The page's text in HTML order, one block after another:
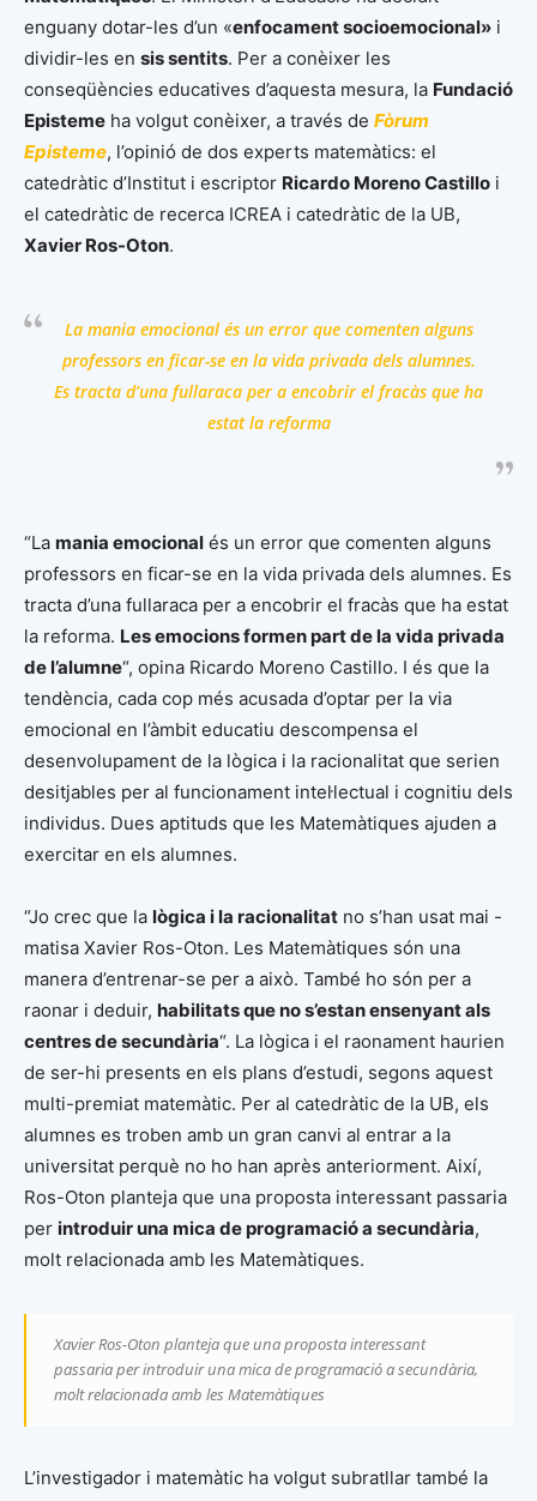
enguany dotar-les d’un «enfocament socioemocional» i
dividir-les en sis sentits. Per a conèixer les
conseqüències educatives d’aquesta mesura, la Fundació
Episteme ha volgut conèixer, a través de Fòrum
Episteme, l’opinió de dos experts matemàtics: el
catedràtic d’Institut i escriptor Ricardo Moreno Castillo i
el catedràtic de recerca ICREA i catedràtic de la UB,
Xavier Ros-Oton.
La mania emocional és un error que comenten alguns
professors en ficar-se en la vida privada dels alumnes.
Es tracta d’una fullaraca per a encobrir el fracàs que ha
estat la reforma
“La mania emocional és un error que comenten alguns
professors en ficar-se en la vida privada dels alumnes. Es
tracta d’una fullaraca per a encobrir el fracàs que ha estat
la reforma. Les emocions formen part de la vida privada
de l’alumne“, opina Ricardo Moreno Castillo. I és que la
tendència, cada cop més acusada d’optar per la via
emocional en l’àmbit educatiu descompensa el
desenvolupament de la lògica i la racionalitat que serien
desitjables per al funcionament intel·lectual i cognitiu dels
individus. Dues aptituds que les Matemàtiques ajuden a
exercitar en els alumnes.
“Jo crec que la lògica i la racionalitat no s’han usat mai -
matisa Xavier Ros-Oton. Les Matemàtiques són una
manera d’entrenar-se per a això. També ho són per a
raonar i deduir, habilitats que no s’estan ensenyant als
centres de secundària“. La lògica i el raonament haurien
de ser-hi presents en els plans d’estudi, segons aquest
multi-premiat matemàtic. Per al catedràtic de la UB, els
alumnes es troben amb un gran canvi al entrar a la
universitat perquè no ho han après anteriorment. Així,
Ros-Oton planteja que una proposta interessant passaria
per introduir una mica de programació a secundària,
molt relacionada amb les Matemàtiques.
Xavier Ros-Oton planteja que una proposta interessant
passaria per introduir una mica de programació a secundària,
molt relacionada amb les Matemàtiques
L’investigador i matemàtic ha volgut subratllar també la